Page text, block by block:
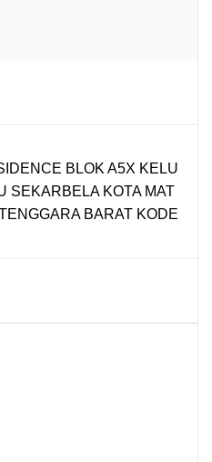
BLOK A5X KELU
SEKARBELA KOTA MAT
BARAT KODE